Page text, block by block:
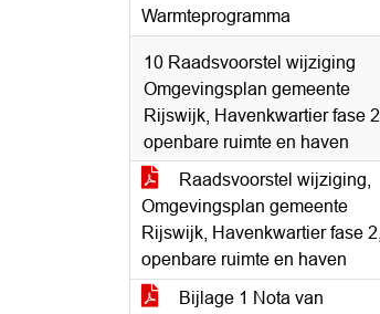
Warmteprogramma
10 Raadsvoorstel wijziging
Omgevingsplan gemeente
Rijswijk, Havenkwartier fase 2,
openbare ruimte en haven
Raadsvoorstel wijziging,
Omgevingsplan gemeente
Rijswijk, Havenkwartier fase 2,
openbare ruimte en haven
Bijlage 1 Nota van